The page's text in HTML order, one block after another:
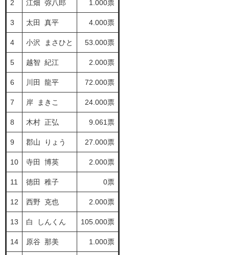
2 江畑 弥八郎 1.000票
3 太田 真平 4.000票
4 小沢 まさひと 53.000票
5 越智 紀江 2.000票
6 川田 龍平 72.000票
7 岸 まきこ 24.000票
8 木村 正弘 9.061票
9 郡山 りょう 27.000票
10 寺田 博英 2.000票
11 徳田 稚子 0票
12 西野 克也 2.000票
13 白 しんくん 105.000票
14 原谷 那美 1.000票